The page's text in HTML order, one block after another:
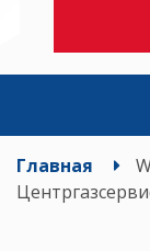
Главная